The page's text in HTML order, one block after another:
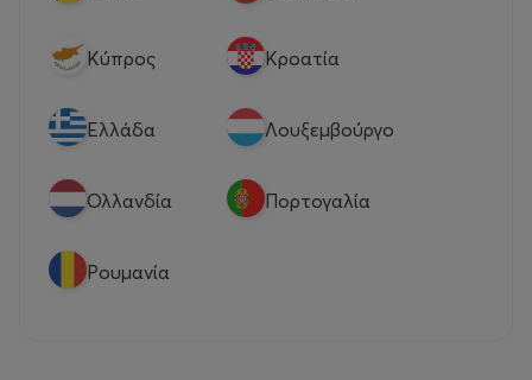
Κύπρος Κροατία
Eλλάδα Λουξεμβούργο
Ολλανδία Πορτογαλία
Ρουμανία